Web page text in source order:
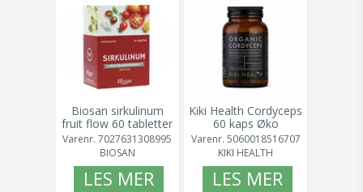
Biosan sirkulinum
fruit flow 60 tabletter
Varenr. 7027631308995
BIOSAN
LES MER
Kiki Health Cordyceps
60 kaps Øko
Varenr. 5060018516707
KIKI HEALTH
LES MER